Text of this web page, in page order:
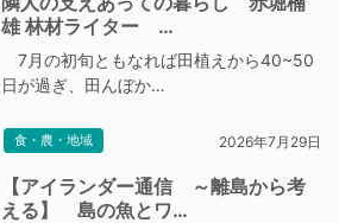
雄 林材ライター …
7月の初旬ともなれば田植えから40~50
日が過ぎ、田んぼか…
食・農・地域 2026年7月29日
【アイランダー通信 ～離島から考
える】 島の魚とワ…